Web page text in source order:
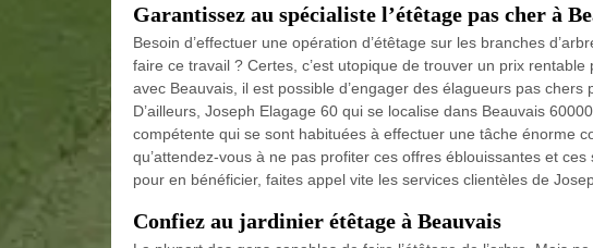
Garantissez au spécialiste l’étêtage pas cher à
Besoin d’effectuer une opération d’étêtage sur les branches
faire ce travail ? Certes, c’est utopique de trouver un prix
avec Beauvais, il est possible d’engager des élagueurs pas chers
D’ailleurs, Joseph Elagage 60 qui se localise dans Beauvais
compétente qui se sont habituées à effectuer une tâche énorme
qu’attendez-vous à ne pas profiter ces offres éblouissantes et
pour en bénéficier, faites appel vite les services clientèles de
Confiez au jardinier étêtage à Beauvais